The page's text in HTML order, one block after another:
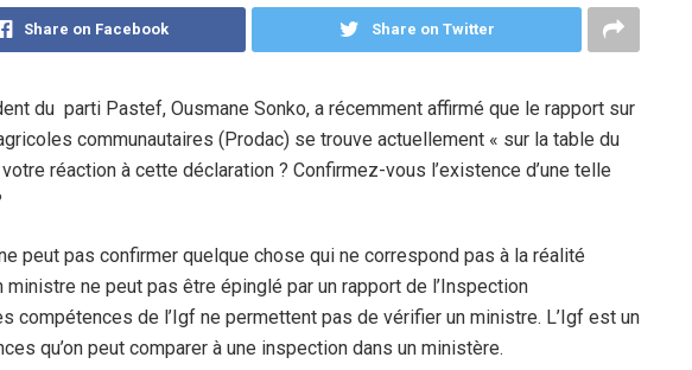
Share on Facebook Share on Twitter
du parti Pastef, Ousmane Sonko, a récemment affirmé que le rapport sur
communautaires (Prodac) se trouve actuellement « sur la table du
réaction à cette déclaration ? Confirmez-vous l’existence d’une telle
peut pas confirmer quelque chose qui ne correspond pas à la réalité
ne peut pas être épinglé par un rapport de l’Inspection
compétences de l’Igf ne permettent pas de vérifier un ministre. L’Igf est un
qu’on peut comparer à une inspection dans un ministère.